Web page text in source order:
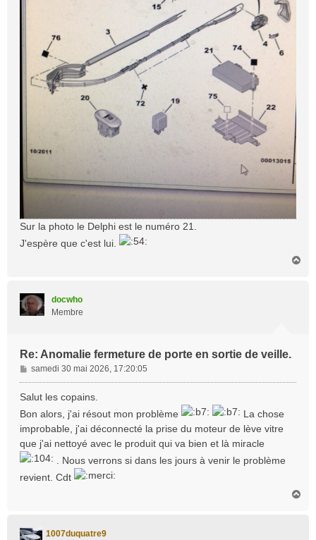
Sur la photo le Delphi est le numéro 21.
J'espère que c'est lui.
docwho
Membre
Re: Anomalie fermeture de porte en sortie de veille.
M
e
s
a
g
e
samedi 30 mai 2026, 17:20:05
Salut les copains.
Bon alors, j'ai résout mon problème
La chose
improbable, j'ai déconnecté la prise du moteur de lève vitre
que j'ai nettoyé avec le produit qui va bien et là miracle
. Nous verrons si dans les jours à venir le problème
revient. Cdt
1007duquatre9